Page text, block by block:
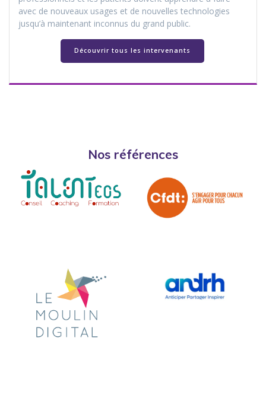
avec de nouveaux usages et de nouvelles technologies
jusqu’à maintenant inconnus du grand public.
Découvrir tous les intervenants
Nos références